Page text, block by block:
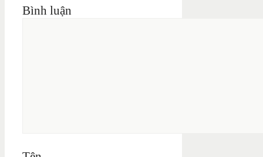
Bình luận